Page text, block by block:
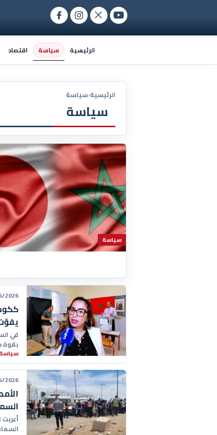
الرئيسية سياسة اقتصاد
الرئيسية‹سياسة
سياسة
سياسة
12:53:00
في
بقوة
سياسة
11:33:00